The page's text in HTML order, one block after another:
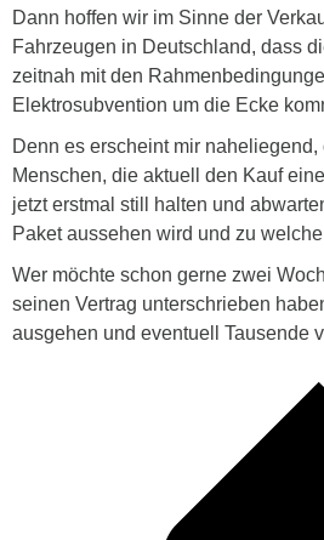
Dann hoffen wir im Sinne der
Fahrzeugen in Deutschland, dass
zeitnah mit den
Elektrosubvention um die Ecke
Denn es erscheint mir
Menschen, die aktuell den Kauf
jetzt erstmal still halten und
Paket aussehen wird und zu
Wer möchte schon gerne zwei
seinen Vertrag unterschrieben
ausgehen und eventuell Tausende